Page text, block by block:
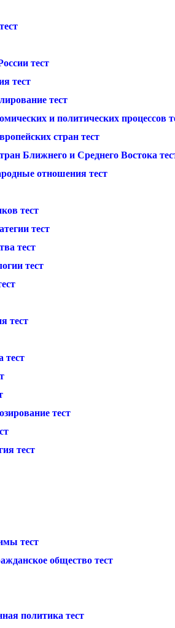
тест
тест
тест
и политических процессов
стран тест
Ближнего и Среднего Востока
отношения тест
тест
тест
тест
тест
тест
тест
тест
тест
тест
общество тест
политика тест